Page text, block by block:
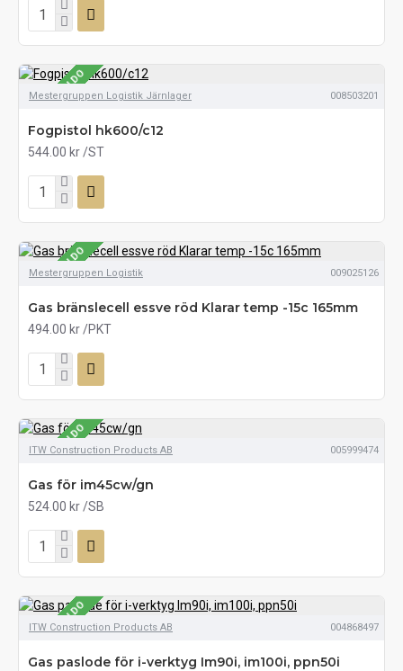
SE LAGERSALDO
Mestergruppen Logistik Järnlager 008503201
Fogpistol hk600/c12
544.00 kr /ST
SE LAGERSALDO
Mestergruppen Logistik 009025126
Gas bränslecell essve röd Klarar temp -15c 165mm
494.00 kr /PKT
SE LAGERSALDO
ITW Construction Products AB 005999474
Gas för im45cw/gn
524.00 kr /SB
SE LAGERSALDO
ITW Construction Products AB 004868497
Gas paslode för i-verktyg Im90i, im100i, ppn50i